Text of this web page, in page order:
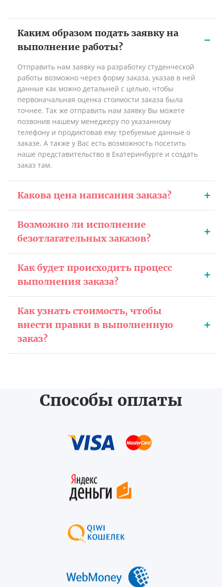
Каким образом подать заявку на
выполнение работы?
Отправить нам заявку на разработку студенческой
работы возможно через форму заказа, указав в ней
данные как можно детальней с целью, чтобы
первоначальная оценка стоимости заказа была
точнее. Так же отправить нам заявку Вы можете
позвонив нашему менеджеру по указанному
телефону и продиктовав ему требуемые данные о
заказе. А также у Вас есть возможность посетить
наше представительство в Екатеринбурге и создать
заказ там.
Какова цена написания заказа?
Возможно ли исполнение
безотлагательных заказов?
Как будет происходить процесс
выполнения заказа?
Как узнать стоимость, чтобы
внести правки в выполненную
заказ?
Способы оплаты